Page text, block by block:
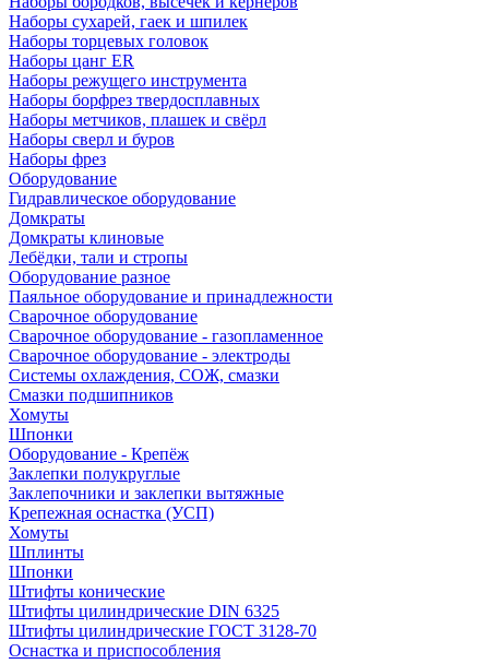
Наборы сухарей, гаек и шпилек
Наборы торцевых головок
Наборы цанг ER
Наборы режущего инструмента
Наборы борфрез твердосплавных
Наборы метчиков, плашек и свёрл
Наборы сверл и буров
Наборы фрез
Оборудование
Гидравлическое оборудование
Домкраты
Домкраты клиновые
Лебёдки, тали и стропы
Оборудование разное
Паяльное оборудование и принадлежности
Сварочное оборудование
Сварочное оборудование - газопламенное
Сварочное оборудование - электроды
Системы охлаждения, СОЖ, смазки
Смазки подшипников
Хомуты
Шпонки
Оборудование - Крепёж
Заклепки полукруглые
Заклепочники и заклепки вытяжные
Крепежная оснастка (УСП)
Хомуты
Шплинты
Шпонки
Штифты конические
Штифты цилиндрические DIN 6325
Штифты цилиндрические ГОСТ 3128-70
Оснастка и приспособления